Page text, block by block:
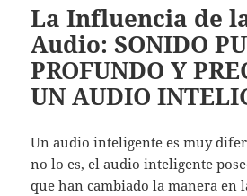
La Influencia de
Audio: SONIDO
PROFUNDO Y
UN AUDIO
Un audio inteligente es muy
no lo es, el audio inteligente
que han cambiado la manera en